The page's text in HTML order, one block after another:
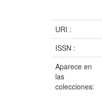
URI :
ISSN :
Aparece en
las
colecciones: